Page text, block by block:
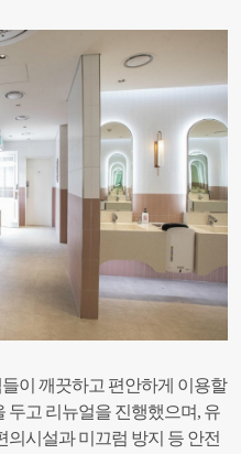
이 깨끗하고 편안하게 이용할
두고 리뉴얼을 진행했으며, 유
의시설과 미끄럼 방지 등 안전